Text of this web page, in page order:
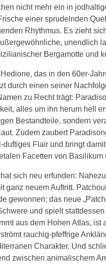
nicht mehr ein in
einer sprudelnden
Rhythmus. Es zieht
unendlich
Bergamotte und
das in den 60er-
durch einen seiner
zu Recht trägt:
alles um ihn herum hell
Bestandteile, sondern
Zudem zaubert
duftiges Flair und bringt
Facetten von
sich neu erfunden:
ganz neuem Auftritt.
gewonnen; das neue
und spielt
aus dem Hohen Atlas,
rauchig-pfeffrige
Charakter. Und
zwischen animalischem